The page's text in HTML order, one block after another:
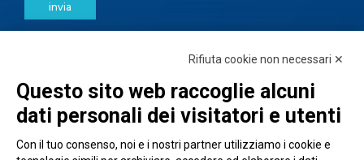
invia
Rifiuta cookie non necessari ✕
Questo sito web raccoglie alcuni
dati personali dei visitatori e utenti
Con il tuo consenso, noi e i nostri partner utilizziamo i cookie e